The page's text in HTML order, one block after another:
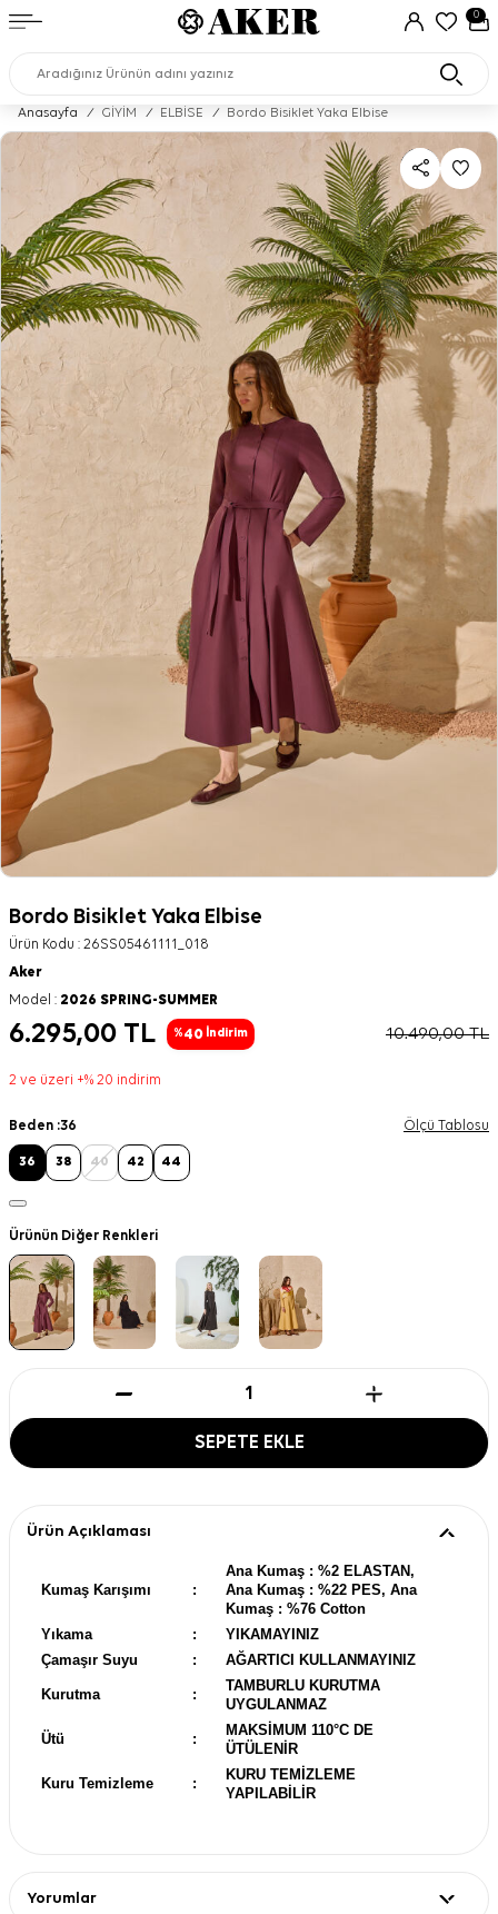
0
Anasayfa / GİYİM / ELBİSE / Bordo Bisiklet Yaka Elbise
Bordo Bisiklet Yaka Elbise
Ürün Kodu : 26SS05461111_018
Aker
Model : 2026 SPRING-SUMMER
6.295,00 TL %40 İndirim 10.490,00TL
2 ve üzeri +% 20 indirim
Beden :36 Ölçü Tablosu
36 38 40 42 44
Ürünün Diğer Renkleri
SEPETE EKLE
Ürün Açıklaması
Kumaş Karışımı :
Ana Kumaş : %2 ELASTAN,
Ana Kumaş : %22 PES, Ana
Kumaş : %76 Cotton
Yıkama
:
YIKAMAYINIZ
Çamaşır Suyu
: AĞARTICI KULLANMAYINIZ
Kurutma :
TAMBURLU KURUTMA
UYGULANMAZ
Ütü :
MAKSİMUM 110°C DE
ÜTÜLENİR
Kuru Temizleme :
KURU TEMİZLEME
YAPILABİLİR
Yorumlar